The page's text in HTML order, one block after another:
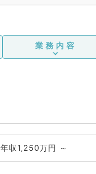
業務内容
年収1,250万円 ～